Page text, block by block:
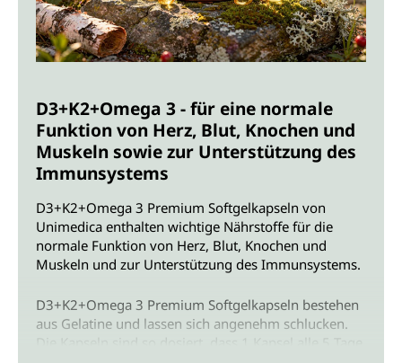
D3+K2+Omega 3 - für eine normale
Funktion von Herz, Blut, Knochen und
Muskeln sowie zur Unterstützung des
Immunsystems
D3+K2+Omega 3 Premium Softgelkapseln von
Unimedica enthalten wichtige Nährstoffe für die
normale Funktion von Herz, Blut, Knochen und
Muskeln und zur Unterstützung des Immunsystems.
D3+K2+Omega 3 Premium Softgelkapseln bestehen
aus Gelatine und lassen sich angenehm schlucken.